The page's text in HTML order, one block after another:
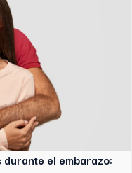
el embarazo: